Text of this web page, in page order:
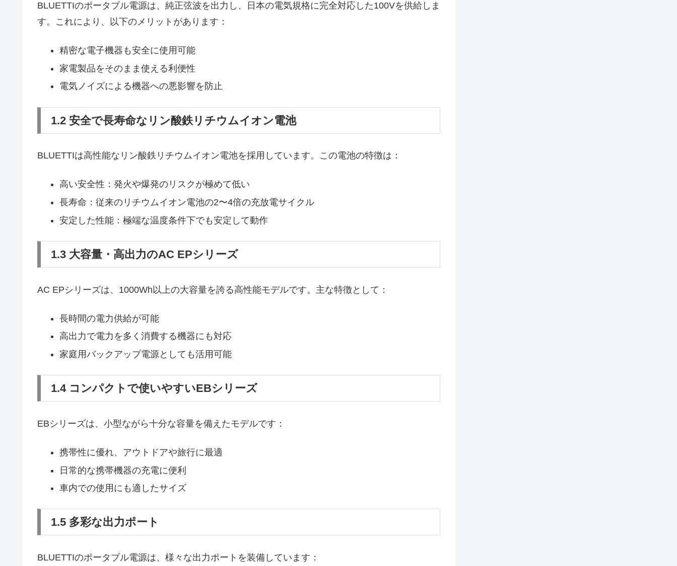
BLUETTIのポータブル電源は、純正弦波を出力し、日本の電気規格に完全対応した100Vを供給しま
す。これにより、以下のメリットがあります：
精密な電子機器も安全に使用可能
家電製品をそのまま使える利便性
電気ノイズによる機器への悪影響を防止
1.2 安全で長寿命なリン酸鉄リチウムイオン電池
BLUETTIは高性能なリン酸鉄リチウムイオン電池を採用しています。この電池の特徴は：
高い安全性：発火や爆発のリスクが極めて低い
長寿命：従来のリチウムイオン電池の2〜4倍の充放電サイクル
安定した性能：極端な温度条件下でも安定して動作
1.3 大容量・高出力のAC EPシリーズ
AC EPシリーズは、1000Wh以上の大容量を誇る高性能モデルです。主な特徴として：
長時間の電力供給が可能
高出力で電力を多く消費する機器にも対応
家庭用バックアップ電源としても活用可能
1.4 コンパクトで使いやすいEBシリーズ
EBシリーズは、小型ながら十分な容量を備えたモデルです：
携帯性に優れ、アウトドアや旅行に最適
日常的な携帯機器の充電に便利
車内での使用にも適したサイズ
1.5 多彩な出力ポート
BLUETTIのポータブル電源は、様々な出力ポートを装備しています：